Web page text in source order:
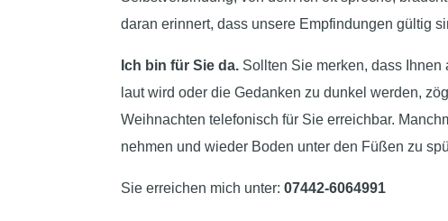
daran erinnert, dass unsere Empfindungen gültig
Ich bin für Sie da. Sollten Sie merken, dass
laut wird oder die Gedanken zu dunkel werden,
Weihnachten telefonisch für Sie erreichbar.
nehmen und wieder Boden unter den Füßen zu
Sie erreichen mich unter:07442-6064991‬